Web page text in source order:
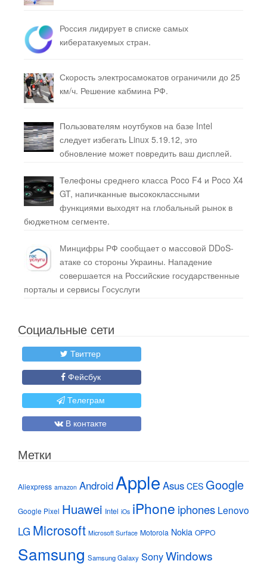
Россия лидирует в списке самых
кибератакуемых стран.
Скорость электросамокатов ограничили до 25
км/ч. Решение кабмина РФ.
Пользователям ноутбуков на базе Intel
следует избегать Linux 5.19.12, это
обновление может повредить ваш дисплей.
Телефоны среднего класса Poco F4 и Poco X4
GT, напичканные высококлассными
функциями выходят на глобальный рынок в
бюджетном сегменте.
Минцифры РФ сообщает о массовой DDoS-
атаке со стороны Украины. Нападение
совершается на Российские государственные
порталы и сервисы Госуслуги
Социальные сети
Твиттер
Фейсбук
Телеграм
В контакте
Метки
Aliexpress amazon Android Apple Asus CES Google
Google Pixel Huawei Intel iOs iPhone iphones Lenovo
LG Microsoft Microsoft Surface Motorola Nokia OPPO
Samsung Samsung Galaxy SonyWindows